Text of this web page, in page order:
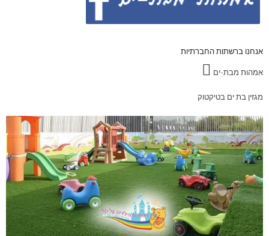
אנחנו ברשתות החברתיות
אמהות מבת-ים
מגזין בת ים בטיקטוק